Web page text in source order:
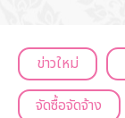
ข่าวใหม่
จัดซื้อจัดจ้าง